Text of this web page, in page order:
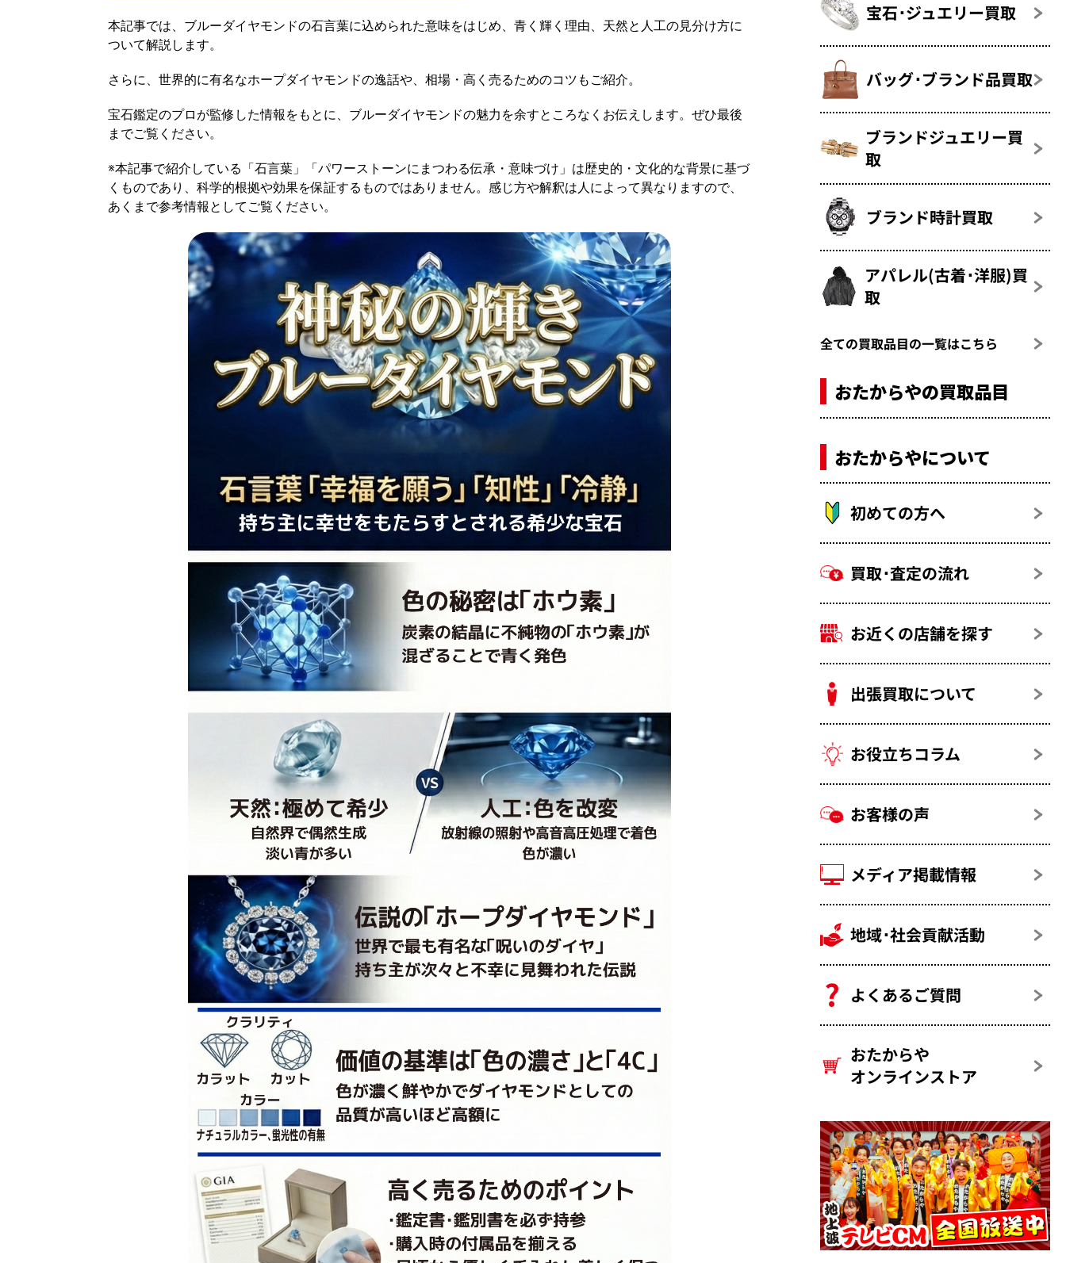
本記事では、ブルーダイヤモンドの石言葉に込められた意味をはじめ、青く輝く理由、天然と人工の見分け方に
ついて解説します。
さらに、世界的に有名なホープダイヤモンドの逸話や、相場・高く売るためのコツもご紹介。
宝石鑑定のプロが監修した情報をもとに、ブルーダイヤモンドの魅力を余すところなくお伝えします。ぜひ最後
までご覧ください。
※本記事で紹介している「石言葉」「パワーストーンにまつわる伝承・意味づけ」は歴史的・文化的な背景に基づ
くものであり、科学的根拠や効果を保証するものではありません。感じ方や解釈は人によって異なりますので、
あくまで参考情報としてご覧ください。
宝石･ジュエリー買取
バッグ･ブランド品買取
ブランドジュエリー買
取
ブランド時計買取
アパレル(古着･洋服)買
取
全ての買取品目の一覧はこちら
おたからやの買取品目
おたからやについて
初めての方へ
買取･査定の流れ
お近くの店舗を探す
出張買取について
お役立ちコラム
お客様の声
メディア掲載情報
地域･社会貢献活動
よくあるご質問
おたからや
オンラインストア